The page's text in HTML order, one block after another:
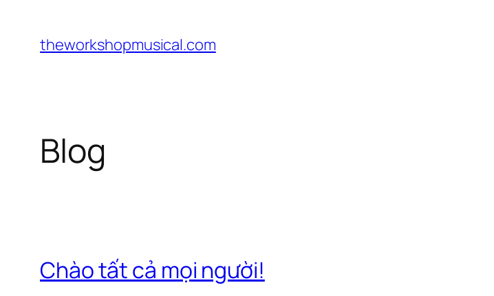
theworkshopmusical.com
Blog
Chào tất cả mọi người!